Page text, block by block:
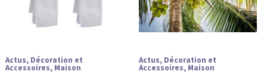
Actus, Décoration et
Accessoires, Maison
Actus, Décoration et
Accessoires, Maison